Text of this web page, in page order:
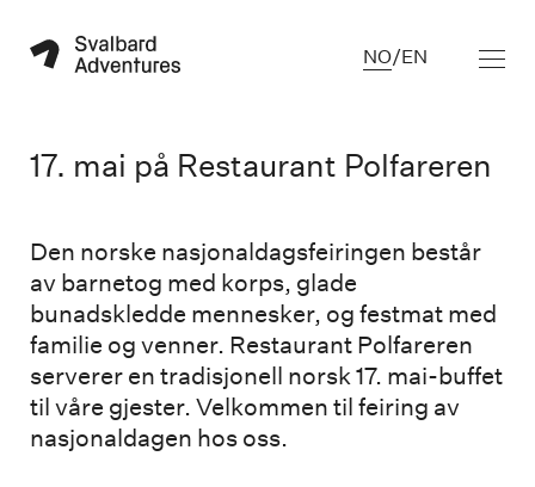
NO/EN
17. mai på Restaurant Polfareren
Den norske nasjonaldagsfeiringen består
av barnetog med korps, glade
bunadskledde mennesker, og festmat med
familie og venner. Restaurant Polfareren
serverer en tradisjonell norsk 17. mai-buffet
til våre gjester. Velkommen til feiring av
nasjonaldagen hos oss.